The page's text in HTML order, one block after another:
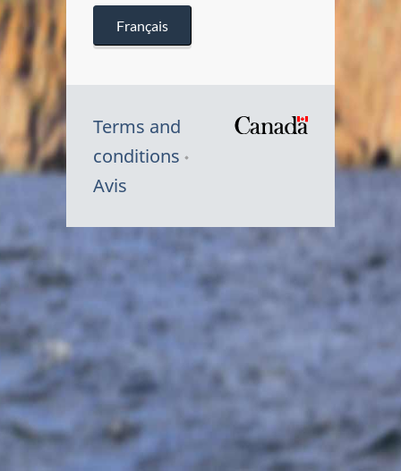
Français
Terms and
conditions
Avis
Symbole
Canada